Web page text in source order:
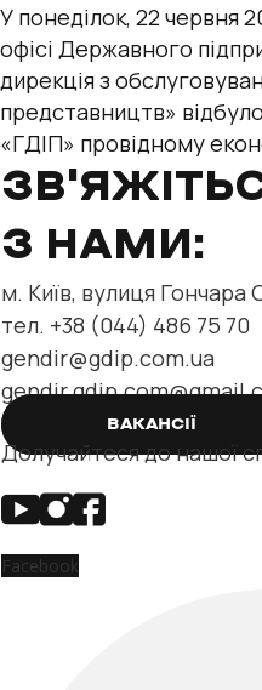
У понеділок, 22 червня
офісі Державного
дирекція з
представництв»
«ГДІП» провідному
відділу нерухомості та
З НАМИ:
м. Київ, вулиця Гончара
тел. +38 (044) 486 75 70
gendir@gdip.com.ua
ВАКАНСІЇ
Долучайтеся до нашої
Facebook